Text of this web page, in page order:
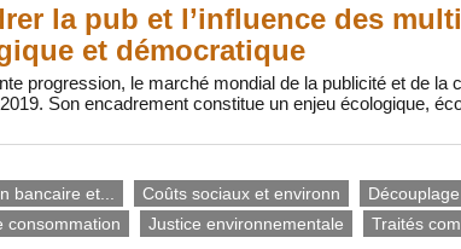
la pub et l’influence des
et démocratique
progression, le marché mondial de la publicité et de
Son encadrement constitue un enjeu écologique,
bancaire et... Coûts sociaux et environn
consommation
Justice environnementale Traités